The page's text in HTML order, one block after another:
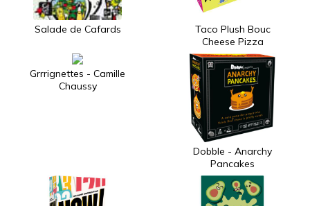
Salade de Cafards
Taco Plush Bouc
Cheese Pizza
Grrrignettes - Camille
Chaussy
Dobble - Anarchy
Pancakes